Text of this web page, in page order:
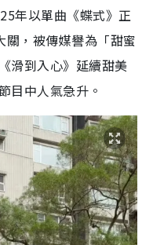
年以單曲《蝶式》正
關，被傳媒譽為「甜蜜
滑到入心》延續甜美
目中人氣急升。